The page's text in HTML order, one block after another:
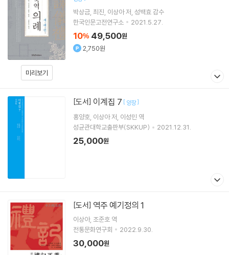
미리보기
박상금 최진 이상아저 성백효감수
한국인문고전연구소
2021.5.27.
10% 49,500원
2,750원
[도서] 이계집 7 [ 양장]
홍양호 이상아저 이성민 역
성균관대학교출판부(SKKUP)
2021.12.31.
25,000원
[도서] 역주 예기정의 1
이상아 조준호 역
전통문화연구회
2022.9.30.
30,000원